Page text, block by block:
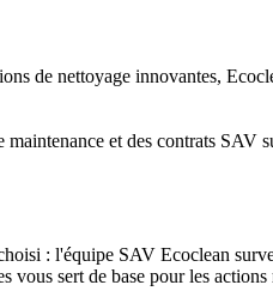
de nettoyage innovantes,
et des contrats SAV
: l'équipe SAV Ecoclean
sert de base pour les